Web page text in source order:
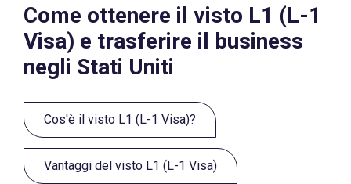
Come ottenere il visto L1 (L-1
Visa) e trasferire il business
negli Stati Uniti
Cos'è il visto L1 (L-1 Visa)?
Vantaggi del visto L1 (L-1 Visa)